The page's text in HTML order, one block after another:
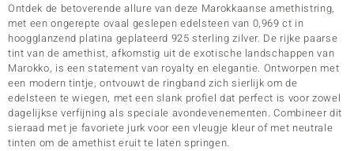
Ontdek de betoverende allure van deze Marokkaanse amethistring,
met een ongerepte ovaal geslepen edelsteen van 0,969 ct in
hoogglanzend platina geplateerd 925 sterling zilver. De rijke paarse
tint van de amethist, afkomstig uit de exotische landschappen van
Marokko, is een statement van royalty en elegantie. Ontworpen met
een modern tintje, ontvouwt de ringband zich sierlijk om de
edelsteen te wiegen, met een slank profiel dat perfect is voor zowel
dagelijkse verfijning als speciale avondevenementen. Combineer dit
sieraad met je favoriete jurk voor een vleugje kleur of met neutrale
tinten om de amethist eruit te laten springen.